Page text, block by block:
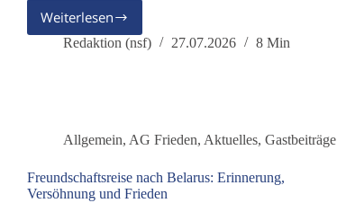
WeiterlesenDeutschland
übt
Redaktion (nsf) 27.07.2026 8 Min
Allgemein, AG Frieden, Aktuelles, Gastbeiträge
Freundschaftsreise nach Belarus: Erinnerung,
Versöhnung und Frieden